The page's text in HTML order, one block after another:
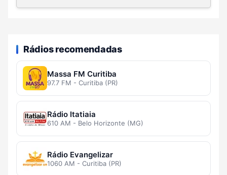
Rádios recomendadas
Massa FM Curitiba
97.7 FM - Curitiba (PR)
Rádio Itatiaia
610 AM - Belo Horizonte (MG)
Rádio Evangelizar
1060 AM - Curitiba (PR)